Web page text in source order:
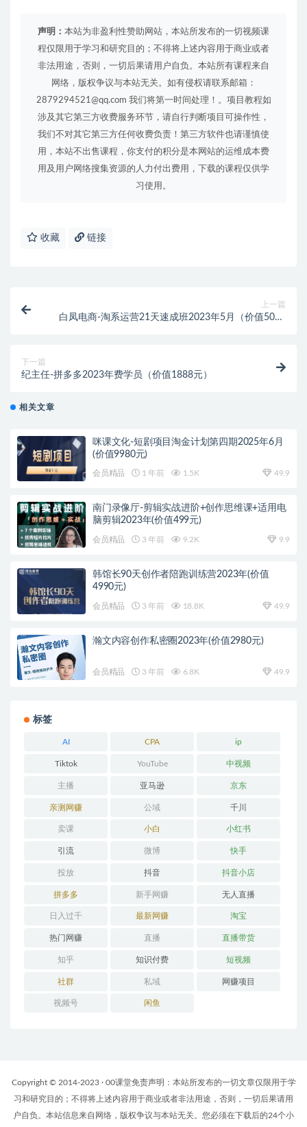
声明： 本站为非盈利性赞助网站，本站所发布的一切视频课
程仅限用于学习和研究目的；不得将上述内容用于商业或者
非法用途，否则，一切后果请用户自负。本站所有课程来自
网络，版权争议与本站无关。如有侵权请联系邮箱：
2879294521@qq.com 我们将第一时间处理！。项目教程如
涉及其它第三方收费服务环节，请自行判断项目可操作性，
我们不对其它第三方任何收费负责！第三方软件也请谨慎使
用，本站不出售课程，你支付的积分是本网站的运维成本费
用及用户网络搜集资源的人力付出费用，下载的课程仅供学
习使用。
收藏 链接
上一篇
白凤电商-淘系运营21天速成班2023年5月（价值5000
下一篇
纪主任-拼多多2023年费学员（价值1888元）
相关文章
咪课文化-短剧项目淘金计划第四期2025年6月
(价值9980元)
会员精品 1 年前 1.5K 49.9
南门录像厅-剪辑实战进阶+创作思维课+适用电
脑剪辑2023年(价值499元)
会员精品 3 年前 9.2K 9.9
韩馆长90天创作者陪跑训练营2023年(价值
4990元)
会员精品 3 年前 18.8K 49.9
瀚文内容创作私密圈2023年(价值2980元)
会员精品 3 年前 6.8K 49.9
标签
AI CPA ip
Tiktok YouTube 中视频
主播 亚马逊 京东
亲测网赚 公域 千川
卖课 小白 小红书
引流 微博 快手
投放 抖音 抖音小店
拼多多 新手网赚 无人直播
日入过千 最新网赚 淘宝
热门网赚 直播 直播带货
知乎 知识付费 短视频
社群 私域 网赚项目
视频号 闲鱼
Copyright © 2014-2023 · 00课堂免责声明：本站所发布的一切文章仅限用于学
习和研究目的；不得将上述内容用于商业或者非法用途，否则，一切后果请用
户自负。本站信息来自网络，版权争议与本站无关。您必须在下载后的24个小